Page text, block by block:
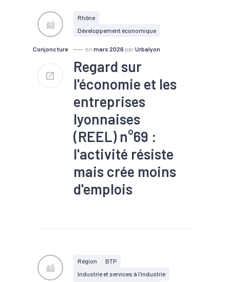
Conjoncture
Rhône
Développement économique
en mars 2026 par Urbalyon
Regard sur
l'économie et les
entreprises
lyonnaises
(REEL) n°69 :
l'activité résiste
mais crée moins
d'emplois
#Tendance économique
Région
BTP
Industrie et services à l'industrie